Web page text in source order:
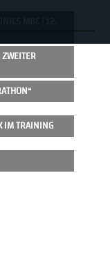
MBC | 12.
IM TRAINING